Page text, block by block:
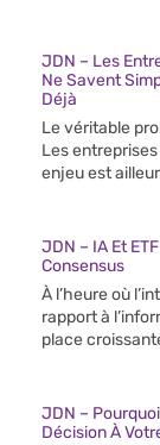
JDN – Les
Ne Savent
Déjà
Le véritable
Les
enjeu est
JDN – IA Et
Consensus
À l’heure où
rapport à
place
JDN –
Décision À